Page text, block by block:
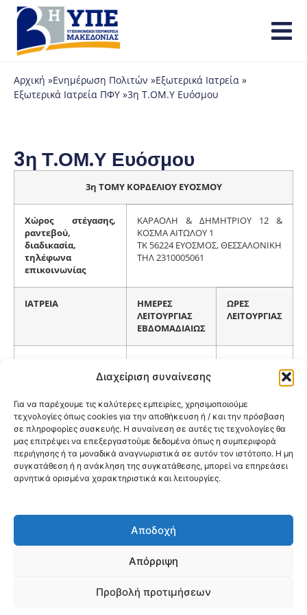
Διαχείριση συναίνεσης
Για να παρέχουμε τις καλύτερες εμπειρίες, χρησιμοποιούμε
τεχνολογίες όπως cookies για την αποθήκευση ή / και την πρόσβαση
σε πληροφορίες συσκευής. Η συναίνεση σε αυτές τις τεχνολογίες θα
μας επιτρέψει να επεξεργαστούμε δεδομένα όπως η συμπεριφορά
περιήγησης ή τα μοναδικά αναγνωριστικά σε αυτόν τον ιστότοπο. Η μη
συγκατάθεση ή η ανάκληση της συγκατάθεσης, μπορεί να επηρεάσει
αρνητικά ορισμένα χαρακτηριστικά και λειτουργίες.
Αποδοχή
Απόρριψη
Προβολή προτιμήσεων
Αρχική »Ενημέρωση Πολιτών »Εξωτερικά Ιατρεία »
Εξωτερικά Ιατρεία ΠΦΥ »3η Τ.ΟΜ.Υ Ευόσμου
3η Τ.ΟΜ.Υ Ευόσμου
3η ΤΟΜΥ ΚΟΡΔΕΛΙΟΥ ΕΥΟΣΜΟΥ
Χώρος στέγασης,
ραντεβού,
διαδικασία,
τηλέφωνα
επικοινωνίας
ΚΑΡΑΟΛΗ & ΔΗΜΗΤΡΙΟΥ 12 &
ΚΟΣΜΑ ΑΙΤΩΛΟΥ 1
ΤΚ 56224 ΕΥΟΣΜΟΣ, ΘΕΣΣΑΛΟΝΙΚΗ
ΤΗΛ 2310005061
ΙΑΤΡΕΙΑ
ΗΜΕΡΕΣ
ΛΕΙΤΟΥΡΓΙΑΣ
ΕΒΔΟΜΑΔΙΑΙΩΣ
ΩΡΕΣ
ΛΕΙΤΟΥΡΓΙΑΣ
ΙΑΤΡΕΙΟ ΓΕΝΙΚΗΣ
ΙΑΤΡΙΚΗΣ
ΔΕ/ΤΡ/ΤΕ/ΠΕ/ΠΑ 14:00-21:00
ΠΑΙΔΙΑΤΡΙΚΟ
ΔΕ/ΤΡ/ΤΕ/ΠΕ 08:00-15:00
@2026 3ype.gr All rights reserved
Θεσσαλονίκη, ΕλλάδαΤηλ: +30 2311 226 200
01002 Website Visits: 1597153